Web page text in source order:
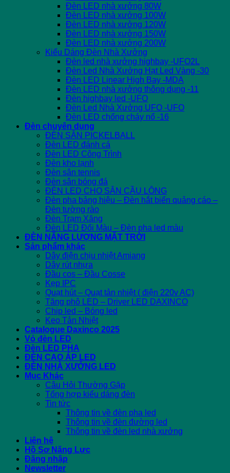
Đèn LED nhà xưởng 80W
Đèn LED nhà xưởng 100W
Đèn LED nhà xưởng 120W
Đèn LED nhà xưởng 150W
Đèn LED nhà xưởng 200W
Kiểu Dáng Đèn Nhà Xưởng
Đèn led nhà xưởng highbay -UFO2L
Đèn Led Nhà Xưởng Hạt Led Vàng -30
Đèn LED Linear High Bay -MDA
Đèn LED nhà xưởng thông dụng -11
Đèn highbay led -UFO
Đèn Led Nhà Xưởng UFO -UFO
Đèn LED chống cháy nổ -16
Đèn chuyên dụng
ĐÈN SÂN PICKELBALL
Đèn LED đánh cá
Đèn LED Công Trình
Đèn kho lạnh
Đèn sân tennis
Đèn sân bóng đá
ĐÈN LED CHO SÂN CẦU LÔNG
Đèn pha bảng hiệu – Đèn hắt biển quảng cáo –
Đèn tường rào
Đèn Trạm Xăng
Đèn LED Đổi Màu – Đèn pha led màu
ĐÈN NĂNG LƯỢNG MẶT TRỜI
Sản phẩm khác
Dây điện chịu nhiệt Amiang
Dây rút nhựa
Đầu cos – Đầu Cosse
Kẹp IPC
Quạt hút – Quạt tản nhiệt ( điện 220v AC)
Tăng phô LED – Driver LED DAXINCO
Chip led – Bóng led
Keo Tản Nhiệt
Catalogue Daxinco 2025
Vỏ đèn LED
Đèn LED PHA
ĐÈN CAO ÁP LED
ĐÈN NHÀ XƯỞNG LED
Mục Khác
Câu Hỏi Thường Gặp
Tổng hợp kiểu dáng đèn
Tin tức
Thông tin về đèn pha led
Thông tin về đèn đường led
Thông tin về đèn led nhà xưởng
Liên hệ
Hồ Sơ Năng Lực
Đăng nhập
Newsletter